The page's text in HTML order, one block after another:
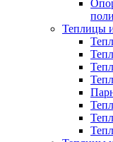
Теплицы